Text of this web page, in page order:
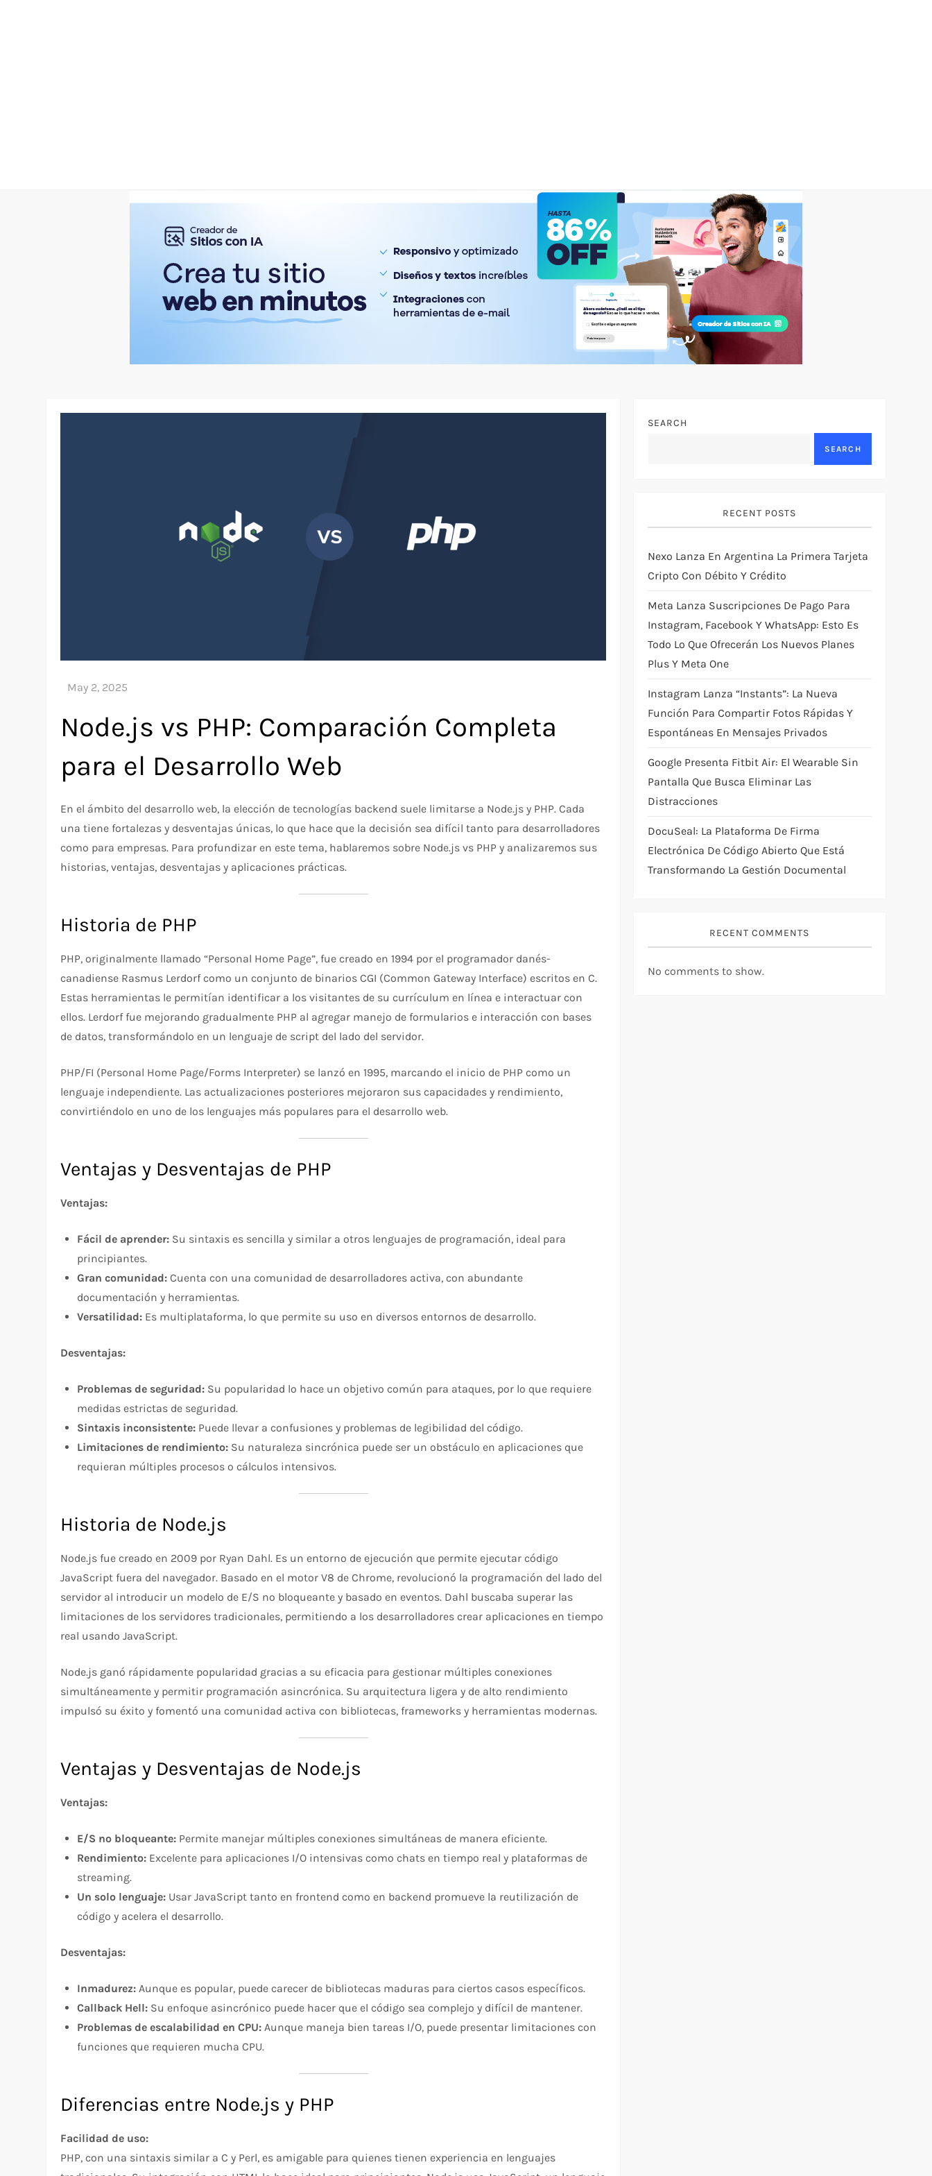
Node.js vs PHP: Comparación Completa
para el Desarrollo Web
En el ámbito del desarrollo web, la elección de tecnologías backend suele limitarse a Node.js y PHP. Cada
una tiene fortalezas y desventajas únicas, lo que hace que la decisión sea difícil tanto para desarrolladores
como para empresas. Para profundizar en este tema, hablaremos sobre Node.js vs PHP y analizaremos sus
historias, ventajas, desventajas y aplicaciones prácticas.
Historia de PHP
PHP, originalmente llamado “Personal Home Page”, fue creado en 1994 por el programador danés-
canadiense Rasmus Lerdorf como un conjunto de binarios CGI (Common Gateway Interface) escritos en C.
Estas herramientas le permitían identificar a los visitantes de su currículum en línea e interactuar con
ellos. Lerdorf fue mejorando gradualmente PHP al agregar manejo de formularios e interacción con bases
de datos, transformándolo en un lenguaje de script del lado del servidor.
PHP/FI (Personal Home Page/Forms Interpreter) se lanzó en 1995, marcando el inicio de PHP como un
lenguaje independiente. Las actualizaciones posteriores mejoraron sus capacidades y rendimiento,
convirtiéndolo en uno de los lenguajes más populares para el desarrollo web.
Ventajas y Desventajas de PHP
Ventajas:
Fácil de aprender: Su sintaxis es sencilla y similar a otros lenguajes de programación, ideal para
principiantes.
Gran comunidad: Cuenta con una comunidad de desarrolladores activa, con abundante
documentación y herramientas.
Versatilidad: Es multiplataforma, lo que permite su uso en diversos entornos de desarrollo.
Desventajas:
Problemas de seguridad: Su popularidad lo hace un objetivo común para ataques, por lo que requiere
medidas estrictas de seguridad.
Sintaxis inconsistente: Puede llevar a confusiones y problemas de legibilidad del código.
Limitaciones de rendimiento: Su naturaleza sincrónica puede ser un obstáculo en aplicaciones que
requieran múltiples procesos o cálculos intensivos.
Historia de Node.js
Node.js fue creado en 2009 por Ryan Dahl. Es un entorno de ejecución que permite ejecutar código
JavaScript fuera del navegador. Basado en el motor V8 de Chrome, revolucionó la programación del lado del
servidor al introducir un modelo de E/S no bloqueante y basado en eventos. Dahl buscaba superar las
limitaciones de los servidores tradicionales, permitiendo a los desarrolladores crear aplicaciones en tiempo
real usando JavaScript.
Node.js ganó rápidamente popularidad gracias a su eficacia para gestionar múltiples conexiones
simultáneamente y permitir programación asincrónica. Su arquitectura ligera y de alto rendimiento
impulsó su éxito y fomentó una comunidad activa con bibliotecas, frameworks y herramientas modernas.
Ventajas y Desventajas de Node.js
Ventajas:
E/S no bloqueante: Permite manejar múltiples conexiones simultáneas de manera eficiente.
Rendimiento: Excelente para aplicaciones I/O intensivas como chats en tiempo real y plataformas de
streaming.
Un solo lenguaje: Usar JavaScript tanto en frontend como en backend promueve la reutilización de
código y acelera el desarrollo.
Desventajas:
Inmadurez: Aunque es popular, puede carecer de bibliotecas maduras para ciertos casos específicos.
Callback Hell: Su enfoque asincrónico puede hacer que el código sea complejo y difícil de mantener.
Problemas de escalabilidad en CPU: Aunque maneja bien tareas I/O, puede presentar limitaciones con
funciones que requieren mucha CPU.
Diferencias entre Node.js y PHP
Facilidad de uso:
PHP, con una sintaxis similar a C y Perl, es amigable para quienes tienen experiencia en lenguajes
SEARCH
SEARCH
RECENT POSTS
Nexo Lanza En Argentina La Primera Tarjeta
Cripto Con Débito Y Crédito
Meta Lanza Suscripciones De Pago Para
Instagram, Facebook Y WhatsApp: Esto Es
Todo Lo Que Ofrecerán Los Nuevos Planes
Plus Y Meta One
Instagram Lanza “Instants”: La Nueva
Función Para Compartir Fotos Rápidas Y
Espontáneas En Mensajes Privados
Google Presenta Fitbit Air: El Wearable Sin
Pantalla Que Busca Eliminar Las
Distracciones
DocuSeal: La Plataforma De Firma
Electrónica De Código Abierto Que Está
Transformando La Gestión Documental
RECENT COMMENTS
No comments to show.